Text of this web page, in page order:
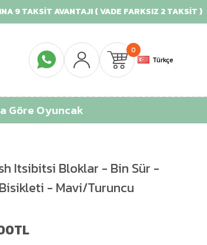
9 TAKSİT AVANTAJI ( VADE FARKSIZ 2 TAKSİT )
0
Türkçe
Göre Oyuncak
Itsibitsi Bloklar - Bin Sür -
- Mavi/Turuncu